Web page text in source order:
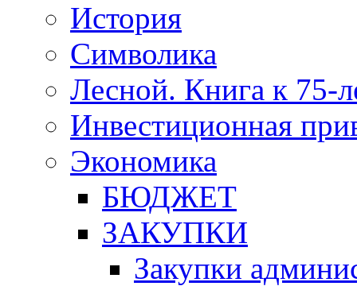
История
Символика
Лесной. Книга к 75-
Инвестиционная
Экономика
БЮДЖЕТ
ЗАКУПКИ
Закупки